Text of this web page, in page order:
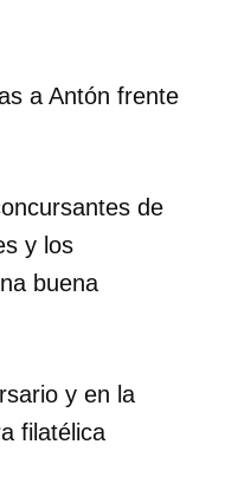
a Antón frente
de
y los
buena
y en la
filatélica